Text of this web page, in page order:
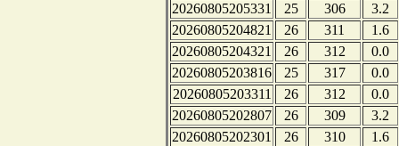
20260805205331
25 306
3.2
20260805204821
26 311
1.6
20260805204321
26 312
0.0
20260805203816
25 317
0.0
20260805203311
26 312
0.0
20260805202807
26 309
3.2
20260805202301
26 310
1.6